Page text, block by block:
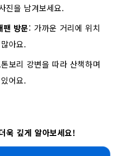
진을 남겨보세요.
팬 방문: 가까운 거리에 위치
아요.
보리 강변을 따라 산책하며
어요.
욱 깊게 알아보세요!